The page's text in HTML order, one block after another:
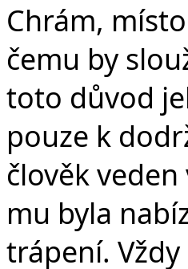
Chrám,
čemu by
toto důvod
pouze k
člověk
mu byla
trápení.